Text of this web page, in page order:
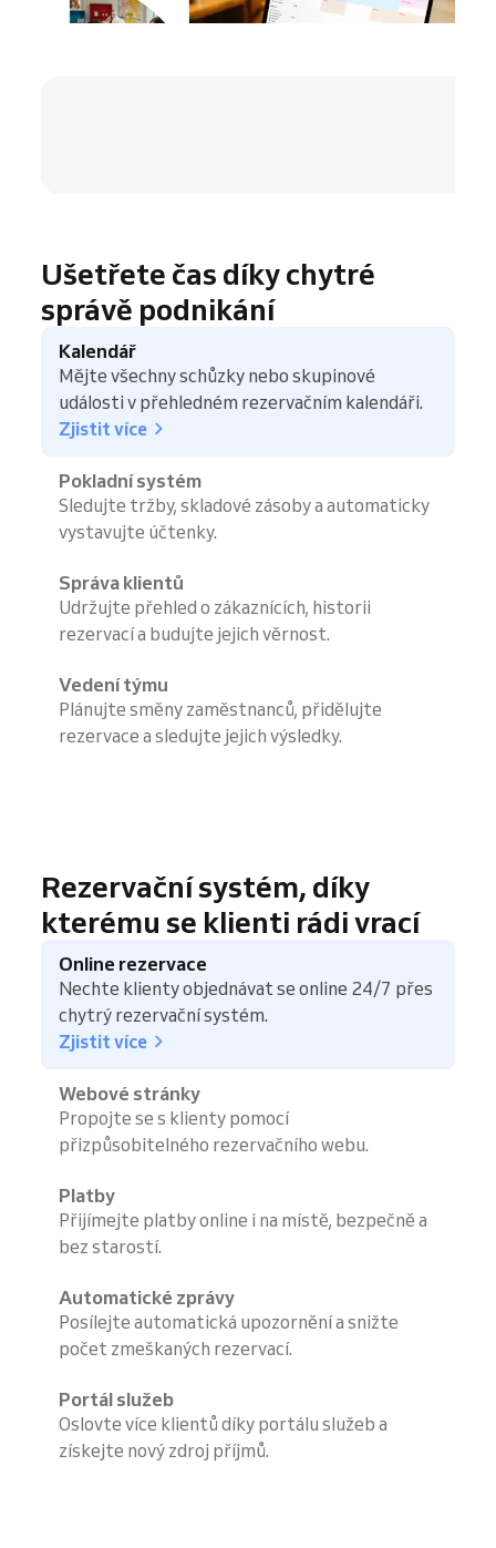
Ušetřete čas díky chytré
správě podnikání
Kalendář
Mějte všechny schůzky nebo skupinové
události v přehledném rezervačním kalendáři.
Zjistit více
Pokladní systém
Sledujte tržby, skladové zásoby a automaticky
vystavujte účtenky.
Správa klientů
Udržujte přehled o zákaznících, historii
rezervací a budujte jejich věrnost.
Vedení týmu
Plánujte směny zaměstnanců, přidělujte
rezervace a sledujte jejich výsledky.
Rezervační systém, díky
kterému se klienti rádi vrací
Online rezervace
Nechte klienty objednávat se online 24/7 přes
chytrý rezervační systém.
Zjistit více
Webové stránky
Propojte se s klienty pomocí
přizpůsobitelného rezervačního webu.
Platby
Přijímejte platby online i na místě, bezpečně a
bez starostí.
Automatické zprávy
Posílejte automatická upozornění a snižte
počet zmeškaných rezervací.
Portál služeb
Oslovte více klientů díky portálu služeb a
získejte nový zdroj příjmů.